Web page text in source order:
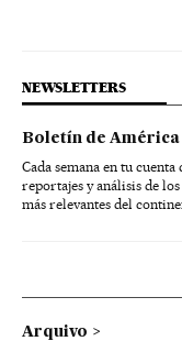
NEWSLETTERS
Boletín de América
Cada semana en tu
reportajes y análisis de
más relevantes del
Arquivo